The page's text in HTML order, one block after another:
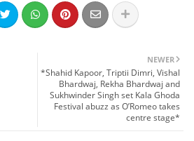
NEWER
*Shahid Kapoor, Triptii Dimri, Vishal
Bhardwaj, Rekha Bhardwaj and
Sukhwinder Singh set Kala Ghoda
Festival abuzz as O’Romeo takes
centre stage*